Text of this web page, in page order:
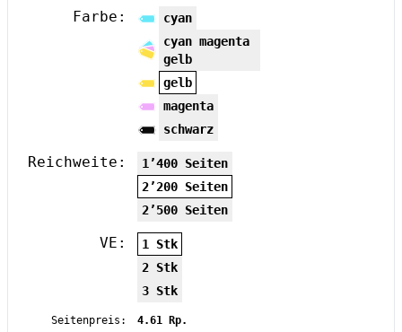
Farbe:
cyan
cyan magenta
gelb
gelb
magenta
schwarz
Reichweite:
1’400 Seiten
2’200 Seiten
2’500 Seiten
VE:
1 Stk
2 Stk
3 Stk
Seitenpreis:
4.61 Rp.